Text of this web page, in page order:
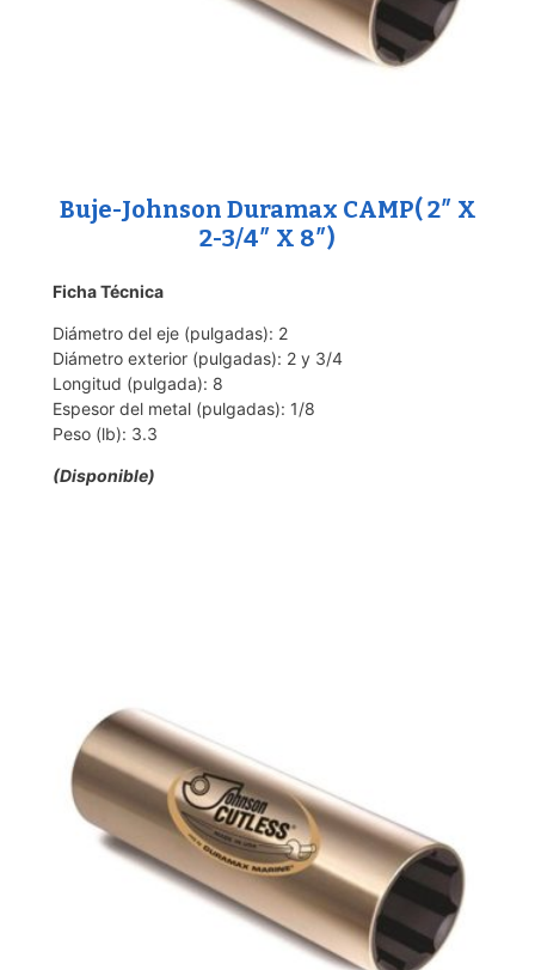
Buje-Johnson Duramax CAMP( 2″ X
2-3/4″ X 8″)
Ficha Técnica
Diámetro del eje (pulgadas): 2
Diámetro exterior (pulgadas): 2 y 3/4
Longitud (pulgada): 8
Espesor del metal (pulgadas): 1/8
Peso (lb): 3.3
(Disponible)